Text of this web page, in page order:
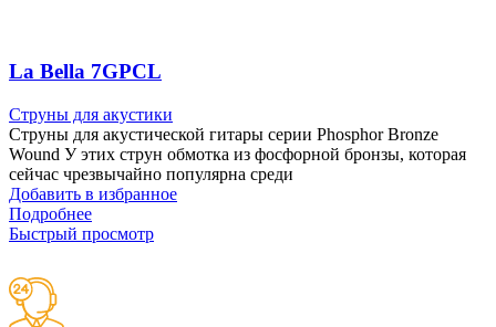
La Bella 7GPCL
Струны для акустики
Струны для акустической гитары серии Phosphor Bronze
Wound У этих струн обмотка из фосфорной бронзы, которая
сейчас чрезвычайно популярна среди
Добавить в избранное
Подробнее
Быстрый просмотр